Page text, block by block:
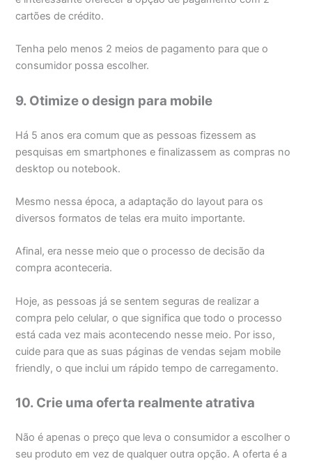
cartões de crédito.
Tenha pelo menos 2 meios de pagamento para que o
consumidor possa escolher.
9. Otimize o design para mobile
Há 5 anos era comum que as pessoas fizessem as
pesquisas em smartphones e finalizassem as compras no
desktop ou notebook.
Mesmo nessa época, a adaptação do layout para os
diversos formatos de telas era muito importante.
Afinal, era nesse meio que o processo de decisão da
compra aconteceria.
Hoje, as pessoas já se sentem seguras de realizar a
compra pelo celular, o que significa que todo o processo
está cada vez mais acontecendo nesse meio. Por isso,
cuide para que as suas páginas de vendas sejam mobile
friendly, o que inclui um rápido tempo de carregamento.
10. Crie uma oferta realmente atrativa
Não é apenas o preço que leva o consumidor a escolher o
seu produto em vez de qualquer outra opção. A oferta é a